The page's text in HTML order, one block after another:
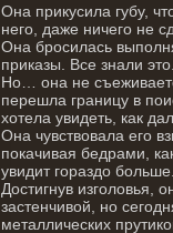
Она прикусила губу,
него, даже ничего не
Она бросилась
приказы. Все знали
Но… она не
перешла границу в
хотела увидеть, как
Она чувствовала его
покачивая бедрами,
увидит гораздо больше.
Достигнув изголовья,
застенчивой, но
металлических